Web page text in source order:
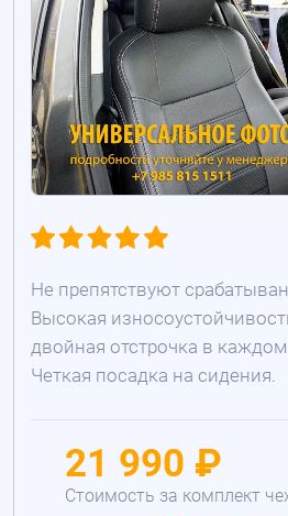
Не препятствуют
Высокая
двойная отстрочка в
Четкая посадка на сидения.
21 990 ₽
Стоимость за комплект